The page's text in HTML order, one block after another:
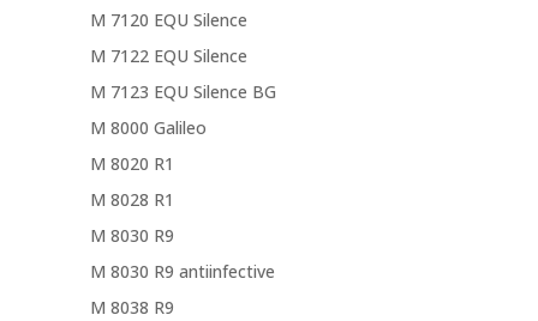
M 7120 EQU Silence
M 7122 EQU Silence
M 7123 EQU Silence BG
M 8000 Galileo
M 8020 R1
M 8028 R1
M 8030 R9
M 8030 R9 antiinfective
M 8038 R9